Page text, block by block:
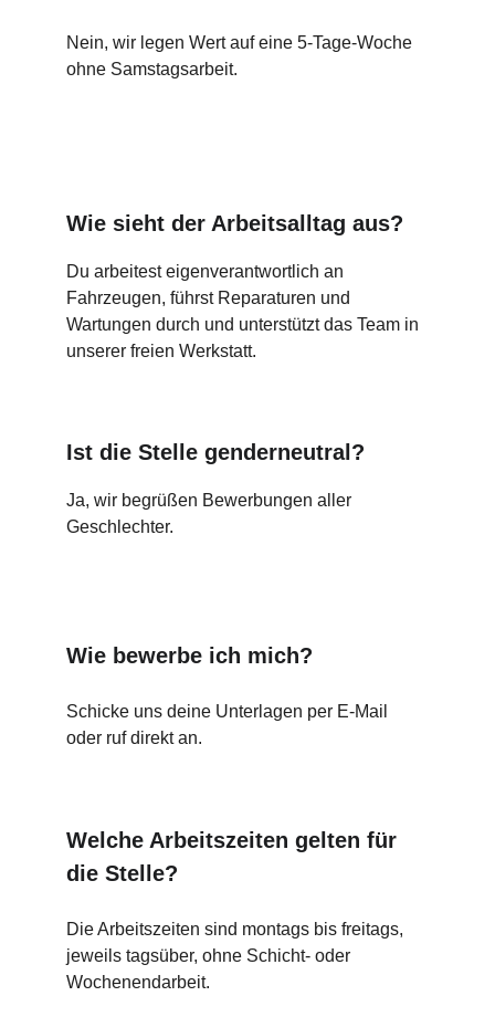
Nein, wir legen Wert auf eine 5-Tage-Woche
ohne Samstagsarbeit.
Wie sieht der Arbeitsalltag aus?
Du arbeitest eigenverantwortlich an
Fahrzeugen, führst Reparaturen und
Wartungen durch und unterstützt das Team in
unserer freien Werkstatt.
Ist die Stelle genderneutral?
Ja, wir begrüßen Bewerbungen aller
Geschlechter.
Wie bewerbe ich mich?
Schicke uns deine Unterlagen per E-Mail
oder ruf direkt an.
Welche Arbeitszeiten gelten für
die Stelle?
Die Arbeitszeiten sind montags bis freitags,
jeweils tagsüber, ohne Schicht- oder
Wochenendarbeit.